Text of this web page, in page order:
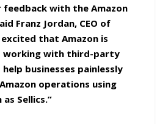
with the Amazon
Franz Jordan, CEO of
excited that Amazon is
working with third-party
businesses painlessly
operations using
Sellics.”